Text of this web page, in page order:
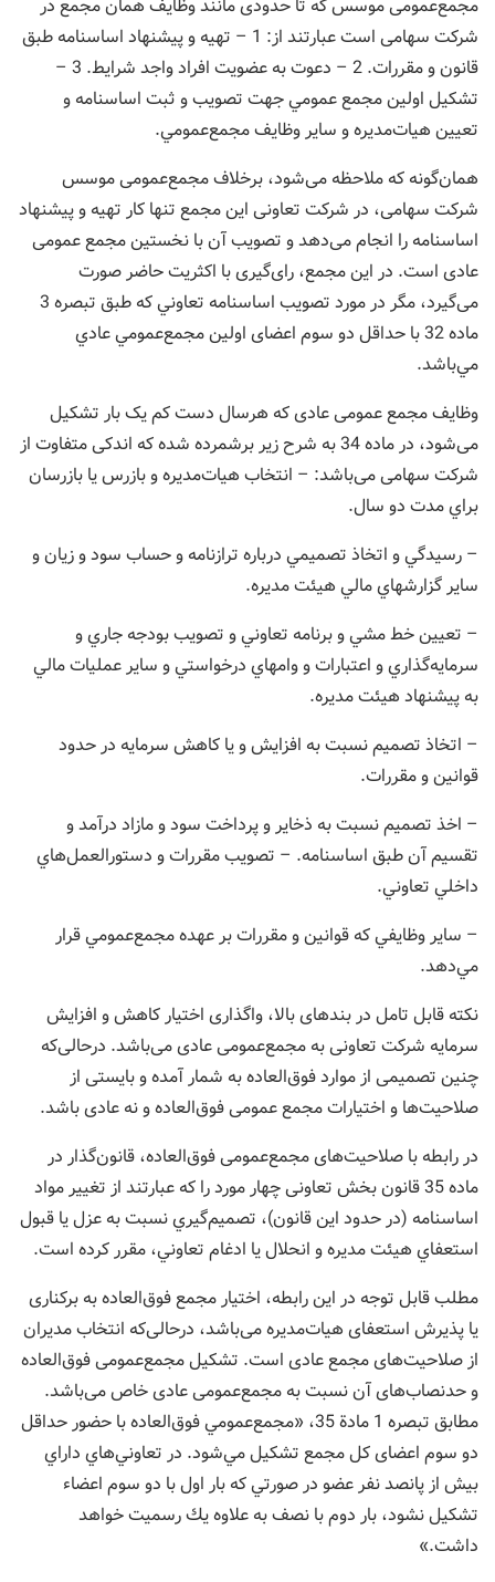
مجمع‌عمومی موسس که تا حدودی مانند وظایف همان مجمع در
شرکت سهامی است عبارتند از: 1 – تهيه و پيشنهاد اساسنامه طبق
قانون و مقررات. 2 – دعوت به عضويت افراد واجد شرايط. 3 –
تشكيل اولين مجمع عمومي جهت تصويب و ثبت اساسنامه و
تعيين هيات‌مديره و ساير وظایف مجمع‌عمومي.‌
همان‌گونه که ملاحظه می‌شود، برخلاف مجمع‌عمومی موسس
شرکت سهامی، در شرکت تعاونی این مجمع تنها کار تهیه و پیشنهاد
اساسنامه را انجام می‌دهد و تصویب آن با نخستین مجمع عمومی
عادی است. در این مجمع، رای‌گیری با اکثریت حاضر صورت
می‌گیرد، مگر در مورد تصويب اساسنامه تعاوني که طبق تبصره 3
ماده 32 با حداقل دو سوم اعضای اولين مجمع‌عمومي عادي
مي‌باشد.
وظایف مجمع عمومی عادی که هرسال دست کم یک بار تشکیل
می‌شود، در ماده 34 به شرح زیر برشمرده شده که اندکی متفاوت از
شرکت سهامی می‌باشد: – انتخاب هيات‌مديره و بازرس يا بازرسان
براي مدت دو سال.
– رسيدگي و اتخاذ تصميمي درباره ترازنامه و حساب سود و زيان و
ساير گزارشهاي مالي هيئت مديره.
– تعيين خط مشي و برنامه تعاوني و تصويب بودجه جاري و
سرمايه‌گذاري و اعتبارات و وامهاي درخواستي و ساير عمليات مالي
به پيشنهاد هيئت مديره.
– اتخاذ تصميم نسبت به افزايش و يا كاهش سرمايه در حدود
قوانين و مقررات.
– اخذ تصميم نسبت به ذخاير و پرداخت سود و مازاد درآمد و
تقسيم آن طبق اساسنامه. – تصويب مقررات و دستورالعمل‌هاي
داخلي تعاوني.
– ساير وظايفي كه قوانين و مقررات بر عهده مجمع‌عمومي قرار
مي‌دهد.
نکته قابل تامل در بندهای بالا، واگذاری اختیار کاهش و افزایش
سرمایه شرکت تعاونی به مجمع‌عمومی عادی می‌باشد. درحالی‌که
چنین تصمیمی از موارد فوق‌العاده به شمار آمده و بایستی از
صلاحیت‌ها و اختیارات مجمع عمومی فوق‌العاده و نه عادی باشد.
در رابطه با صلاحیت‌های مجمع‌عمومی فوق‌العاده، قانون‌گذار در
‌ماده 35 قانون بخش تعاونی چهار مورد را که عبارتند از تغيير مواد
اساسنامه (‌در حدود اين قانون)، تصميم‌گيري نسبت به عزل يا قبول
استعفاي هيئت ‌مديره و انحلال يا ادغام تعاوني، مقرر کرده است.
مطلب قابل توجه در این رابطه، اختیار مجمع فوق‌العاده به برکناری
یا پذیرش استعفای هيات‌مدیره می‌باشد، درحالی‌که انتخاب مدیران
از صلاحیت‌های مجمع عادی است. تشکیل مجمع‌عمومی فوق‌العاده
و حدنصاب‌های آن نسبت به مجمع‌عمومی عادی خاص می‌باشد.
مطابق تبصره 1 مادة 35، «مجمع‌عمومي فوق‌العاده با حضور حداقل
دو سوم اعضای كل مجمع تشكيل مي‌شود. در تعاوني‌هاي داراي
بيش از پانصد نفر عضو در صورتي كه بار اول با دو سوم اعضاء
‌تشكيل نشود، بار دوم با نصف به علاوه يك رسميت خواهد
داشت.»